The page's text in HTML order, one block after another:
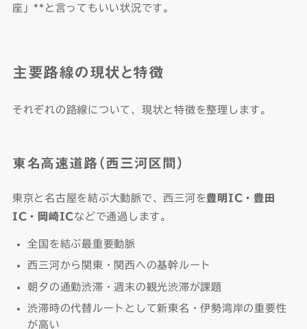
座」**と言ってもいい状況です。
主要路線の現状と特徴
それぞれの路線について、現状と特徴を整理します。
東名高速道路（西三河区間）
東京と名古屋を結ぶ大動脈で、西三河を豊明IC・豊田
IC・岡崎ICなどで通過します。
全国を結ぶ最重要動脈
西三河から関東・関西への基幹ルート
朝夕の通勤渋滞・週末の観光渋滞が課題
渋滞時の代替ルートとして新東名・伊勢湾岸の重要性
が高い